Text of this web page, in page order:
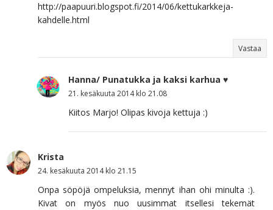
http://paapuuri.blogspot.fi/2014/06/kettukarkkeja-
kahdelle.html
Vastaa
Hanna/ Punatukka ja kaksi karhua ♥
21. kesäkuuta 2014 klo 21.08
Kiitos Marjo! Olipas kivoja kettuja :)
Krista
24. kesäkuuta 2014 klo 21.15
Onpa söpöjä ompeluksia, mennyt ihan ohi minulta :).
Kivat on myös nuo uusimmat itsellesi tekemät